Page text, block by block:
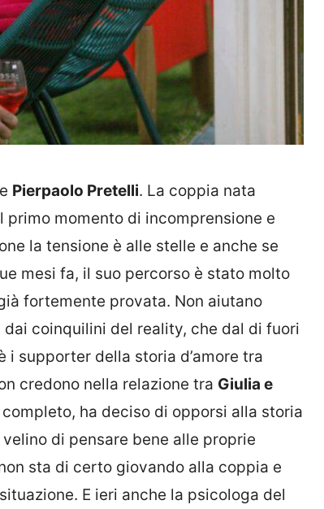
e Pierpaolo Pretelli. La coppia nata
primo momento di incomprensione e
la tensione è alle stelle e anche se
mesi fa, il suo percorso è stato molto
fortemente provata. Non aiutano
coinquilini del reality, che dal di fuori
i supporter della storia d’amore tra
credono nella relazione tra Giulia e
ha deciso di opporsi alla storia
velino di pensare bene alle proprie
sta di certo giovando alla coppia e
E ieri anche la psicologa del